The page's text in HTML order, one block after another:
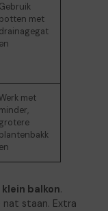
Gebruik
potten met
drainagegat
en
met
minder,
grotere
plantenbakk
en
balkon.
staan. Extra